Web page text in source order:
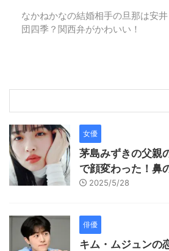
なかねかなの結婚相手の旦那は安
団四季？関西弁がかわいい！
女優
茅島みずきの父親
で顔変わった！鼻
2025/5/28
俳優
キム・ムジュンの